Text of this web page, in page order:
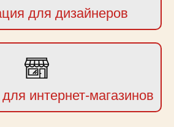
для дизайнеров
интернет-магазинов